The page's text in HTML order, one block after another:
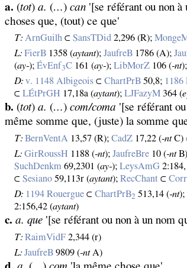
a. (tot) a. (…) can '[se référant ou non
choses que, (tout) ce que'
T: ArnGuilh ⊂SansTDid 2,296 (R);
L: FierB 1358 (aytant);JaufreB 1786 (A);
(ay‑);ÉvEnf3C 161 (ay‑);LibMorZ 106 (‑nt
D: v. 1148 Albigeois ⊂ChartPrB 50,8; 1186
⊂LÉtPrGH 17,18a (aytant);LJFazyM 364 (
b. (tot) a. (…) com/coma '[se référant
même somme que, (juste) la somme
T: BernVentA 13,57 (R);CadZ 17,22 (‑ntC)
L: GirRoussH 1188 (‑nt);JaufreBre 10 (‑nt
SuchDenkm 69,2301 (ay‑);LeysAmG
⊂Sesiano 59,113r (aytant);RecChant ⊂
D: 1194 Rouergue ⊂ChartPrB2 513,14 (‑nt);
2:156,42 (aytant)
c. a. que '[se référant ou non à un nom
T: RaimVidF 2,344 (r)
L: JaufreB 9809 (‑ntA)